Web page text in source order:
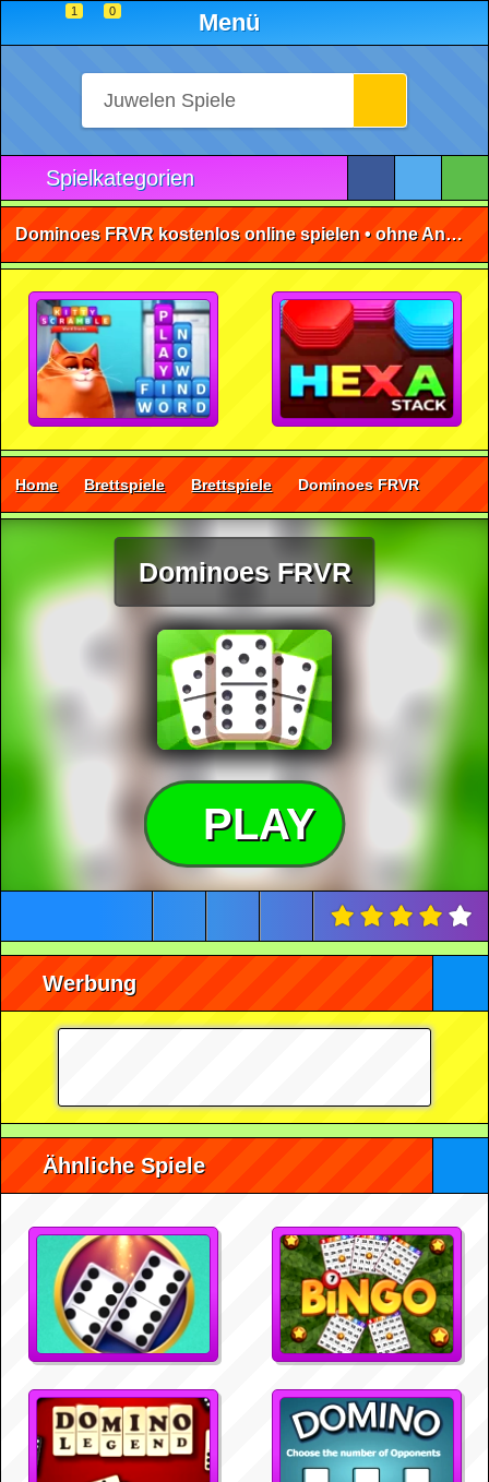
1 0 Menü
Spielkategorien
Dominoes FRVR kostenlos online spielen • ohne Anmeldung 🕹️
Home Brettspiele Brettspiele Dominoes FRVR
Dominoes FRVR
PLAY
Werbung
Ähnliche Spiele